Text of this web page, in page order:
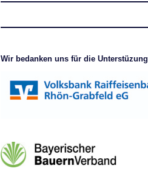
Wir bedanken uns für die Unterstüzung